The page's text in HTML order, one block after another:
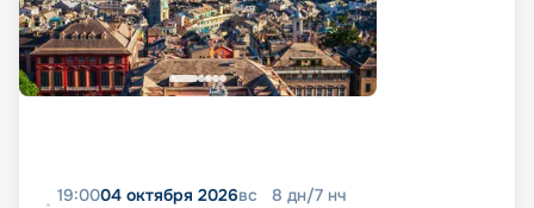
19:0004 октября 2026вс 8 дн/7 нч